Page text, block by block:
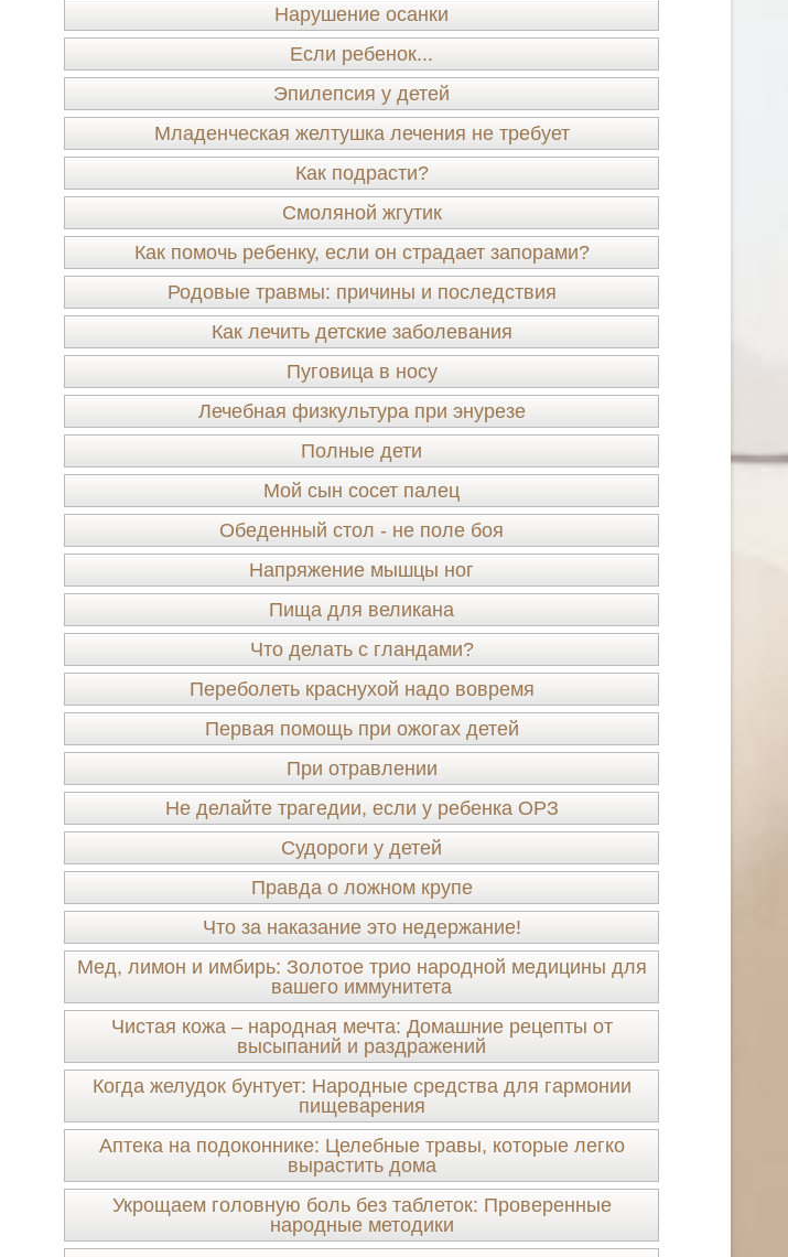
Нарушение осанки
Если ребенок...
Эпилепсия у детей
Младенческая желтушка лечения не требует
Как подрасти?
Смоляной жгутик
Как помочь ребенку, если он страдает запорами?
Родовые травмы: причины и последствия
Как лечить детские заболевания
Пуговица в носу
Лечебная физкультура при энурезе
Полные дети
Мой сын сосет палец
Обеденный стол - не поле боя
Напряжение мышцы ног
Пища для великана
Что делать с гландами?
Переболеть краснухой надо вовремя
Первая помощь при ожогах детей
При отравлении
Не делайте трагедии, если у ребенка ОРЗ
Судороги у детей
Правда о ложном крупе
Что за наказание это недержание!
Мед, лимон и имбирь: Золотое трио народной медицины для
вашего иммунитета
Чистая кожа – народная мечта: Домашние рецепты от
высыпаний и раздражений
Когда желудок бунтует: Народные средства для гармонии
пищеварения
Аптека на подоконнике: Целебные травы, которые легко
вырастить дома
Укрощаем головную боль без таблеток: Проверенные
народные методики